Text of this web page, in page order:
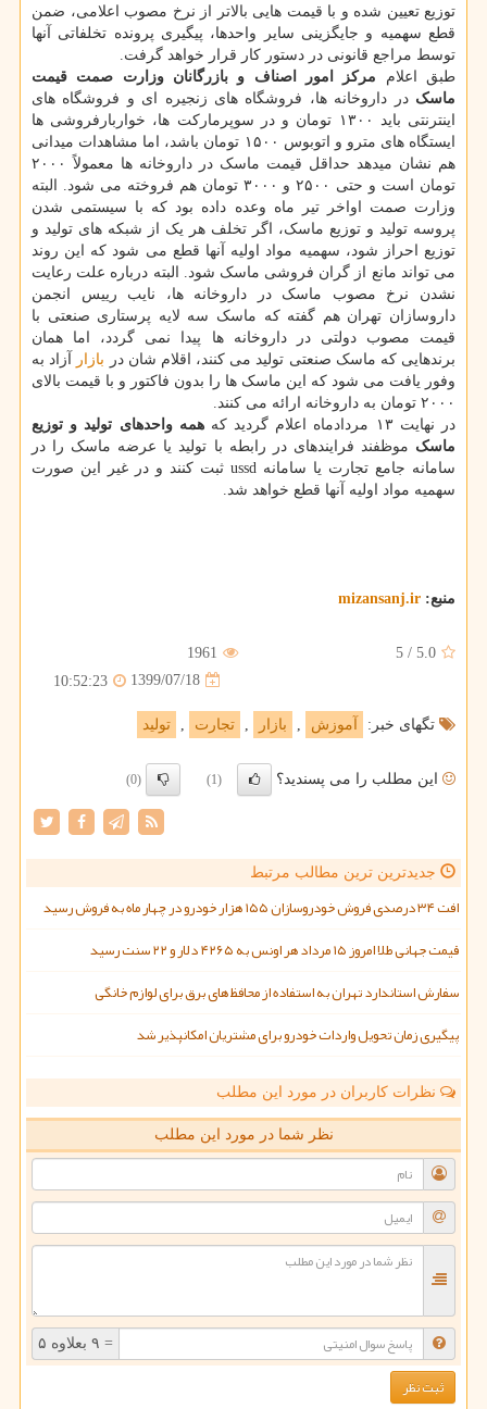
توزیع تعیین شده و با قیمت هایی بالاتر از نرخ مصوب اعلامی، ضمن
قطع سهمیه و جایگزینی سایر واحدها، پیگیری پرونده تخلفاتی آنها
توسط مراجع قانونی در دستور کار قرار خواهد گرفت.
طبق اعلام مرکز امور اصناف و بازرگانان وزارت صمت قیمت
ماسکدر داروخانه ها، فروشگاه های زنجیره ای و فروشگاه های
اینترنتی باید ۱۳۰۰ تومان و در سوپرمارکت ها، خواربارفروشی ها
ایستگاه های مترو و اتوبوس ۱۵۰۰ تومان باشد، اما مشاهدات میدانی
هم نشان میدهد حداقل قیمت ماسک در داروخانه ها معمولاً ۲۰۰۰
تومان است و حتی ۲۵۰۰ و ۳۰۰۰ تومان هم فروخته می شود. البته
وزارت صمت اواخر تیر ماه وعده داده بود که با سیستمی شدن
پروسه تولید و توزیع ماسک، اگر تخلف هر یک از شبکه های تولید و
توزیع احراز شود، سهمیه مواد اولیه آنها قطع می شود که این روند
می تواند مانع از گران فروشی ماسک شود. البته درباره علت رعایت
نشدن نرخ مصوب ماسک در داروخانه ها، نایب رییس انجمن
داروسازان تهران هم گفته که ماسک سه لایه پرستاری صنعتی با
قیمت مصوب دولتی در داروخانه ها پیدا نمی گردد، اما همان
برندهایی که ماسک صنعتی تولید می کنند، اقلام شان در بازار
آزاد به
وفور یافت می شود که این ماسک ها را بدون فاکتور و با قیمت بالای
۲۰۰۰ تومان به داروخانه ارائه می کنند.
در نهایت ۱۳ مردادماه اعلام گردید که
همه واحدهای تولید و توزیع
ماسک موظفند فرایندهای در رابطه با تولید یا عرضه ماسک را در
سامانه جامع تجارت یا سامانه ussd ثبت کنند و در غیر این صورت
سهمیه مواد اولیه آنها قطع خواهد شد.
منبع: mizansanj.ir
5.0
/
5
1961
1399/07/18
10:52:23
تگهای خبر: آموزش , بازار , تجارت , تولید
این مطلب را می پسندید؟ (1)
(0)
جدیدترین ترین مطالب مرتبط
افت ۳۴ درصدی فروش خودروسازان ۱۵۵ هزار خودرو در چهار ماه به فروش رسید
قیمت جهانی طلا امروز ۱۵ مرداد هر اونس به ۴۲۶۵ دلار و ۲۲ سنت رسید
سفارش استاندارد تهران به استفاده از محافظ های برق برای لوازم خانگی
پیگیری زمان تحویل واردات خودرو برای مشتریان امکانپذیر شد
نظرات کاربران در مورد این مطلب
نظر شما در مورد این مطلب
= ۹ بعلاوه ۵